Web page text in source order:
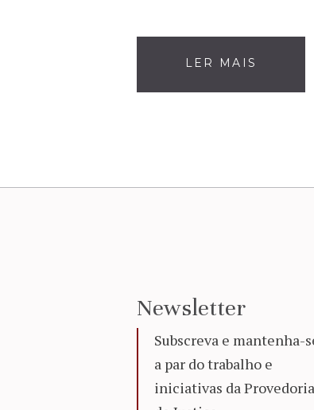
LER MAIS
Newsletter
Subscreva e mantenha-
a par do trabalho e
iniciativas da Provedoria